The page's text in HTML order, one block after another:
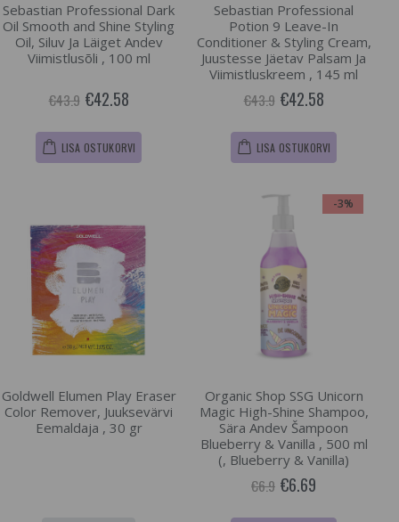
Sebastian Professional Dark
Oil Smooth and Shine Styling
Oil, Siluv Ja Läiget Andev
Viimistlusõli , 100 ml
€43.9 €42.58
LISA OSTUKORVI
Sebastian Professional
Potion 9 Leave-In
Conditioner & Styling Cream,
Juustesse Jäetav Palsam Ja
Viimistluskreem , 145 ml
€43.9 €42.58
LISA OSTUKORVI
Goldwell Elumen Play Eraser
Color Remover, Juuksevärvi
Eemaldaja , 30 gr
-3%
Organic Shop SSG Unicorn
Magic High-Shine Shampoo,
Sära Andev Šampoon
Blueberry & Vanilla , 500 ml
(, Blueberry & Vanilla)
€6.9 €6.69